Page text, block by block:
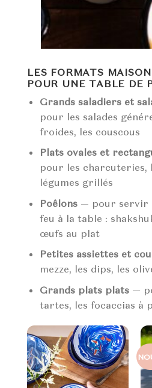
LES FORMATS
POUR UNE TABLE DE
Grands saladiers et
pour les salades
froides, les couscous
Plats ovales et
pour les charcuteries,
légumes grillés
Poêlons— pour servir
feu à la table :
œufs au plat
Petites assiettes et
mezze, les dips, les
Grands plats plats—
tartes, les focaccias à